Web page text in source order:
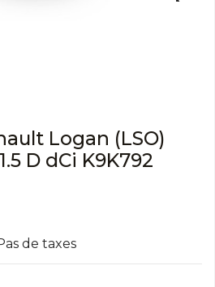
Logan (LSO)
D dCi K9K792
de taxes